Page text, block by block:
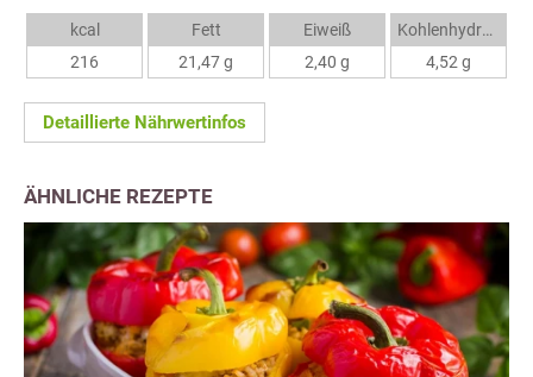
kcal
216
Fett
21,47 g
Eiweiß
2,40 g
Kohlenhydrate
4,52 g
Detaillierte Nährwertinfos
ÄHNLICHE REZEPTE